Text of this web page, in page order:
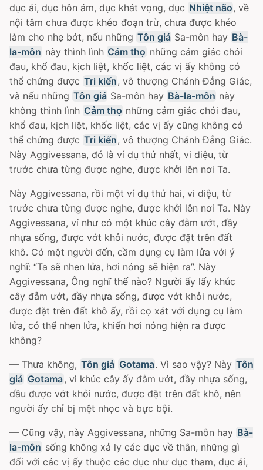
dục ái, dục hôn ám, dục khát vọng, dục Nhiệt não, về
nội tâm chưa được khéo đoạn trừ, chưa được khéo
làm cho nhẹ bớt, nếu những Tôn giả Sa-môn hay Bà-
la-môn này thình lình Cảm thọ những cảm giác chói
đau, khổ đau, kịch liệt, khốc liệt, các vị ấy không có
thể chứng được Tri kiến, vô thượng Chánh Ðẳng Giác,
và nếu những Tôn giả Sa-môn hay Bà-la-môn này
không thình lình Cảm thọ những cảm giác chói đau,
khổ đau, kịch liệt, khốc liệt, các vị ấy cũng không có
thể chứng được Tri kiến, vô thượng Chánh Ðẳng Giác.
Này Aggivessana, đó là ví dụ thứ nhất, vi diệu, từ
trước chưa từng được nghe, được khởi lên nơi Ta.
Này Aggivessana, rồi một ví dụ thứ hai, vi diệu, từ
trước chưa từng được nghe, được khởi lên nơi Ta. Này
Aggivessana, ví như có một khúc cây đẫm ướt, đầy
nhựa sống, được vớt khỏi nước, được đặt trên đất
khô. Có một người đến, cầm dụng cụ làm lửa với ý
nghĩ: “Ta sẽ nhen lửa, hơi nóng sẽ hiện ra”. Này
Aggivessana, Ông nghĩ thế nào? Người ấy lấy khúc
cây đẫm ướt, đầy nhựa sống, được vớt khỏi nước,
được đặt trên đất khô ấy, rồi cọ xát với dụng cụ làm
lửa, có thể nhen lửa, khiến hơi nóng hiện ra được
không?
— Thưa không, Tôn giả Gotama. Vì sao vậy? Này Tôn
giả Gotama, vì khúc cây ấy đẫm ướt, đầy nhựa sống,
dầu được vớt khỏi nước, được đặt trên đất khô, nên
người ấy chỉ bị mệt nhọc và bực bội.
— Cũng vậy, này Aggivessana, những Sa-môn hay Bà-
la-môn sống không xả ly các dục về thân, những gì
đối với các vị ấy thuộc các dục như dục tham, dục ái,